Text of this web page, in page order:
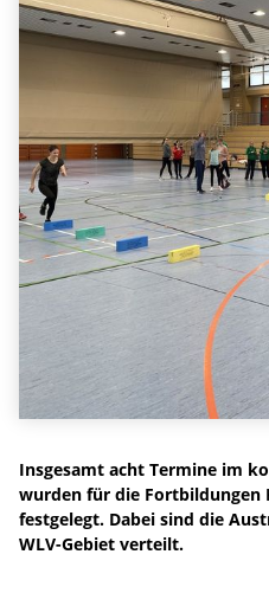
Insgesamt acht Termine im
wurden für die
festgelegt. Dabei sind die
WLV-Gebiet verteilt.